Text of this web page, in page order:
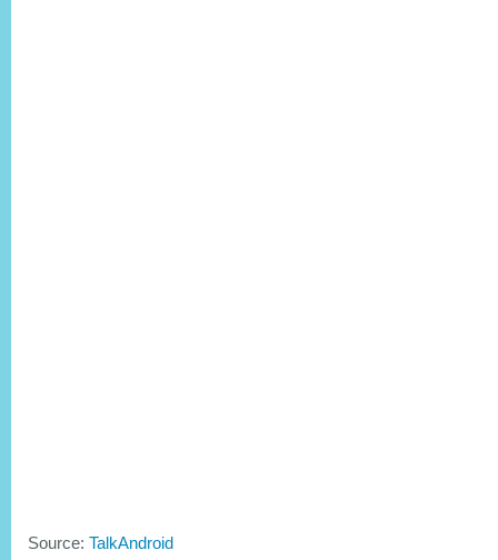
Source: TalkAndroid